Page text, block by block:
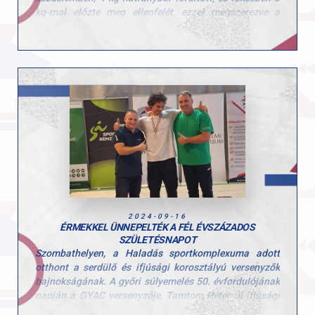
kg-mal előzte meg ellenfelét, ezzel megszerezve a
bronzérmet, emellett új ifjúsági országos csúcsot is
felállított, amely immár 153 kg a 89 kg-ban
súlycsoportban. Tamtom 1,5 hónapon belül már a
második rekordját döntötte meg.
2024-09-16
ÉRMEKKEL ÜNNEPELTÉK A FÉL ÉVSZÁZADOS
SZÜLETÉSNAPOT
Szombathelyen, a Haladás sportkomplexuma adott
otthont a serdülő és ifjúsági korosztályú versenyzők
bajnokságának. A győri súlyemelés 50. évfordulójának
napján a GYAC versenyzője, Tamtom Péter új ifjúsági
lökés országos csúccsal (152 kg) nyerte meg a magyar